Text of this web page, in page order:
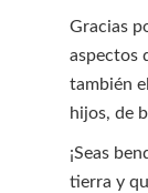
Gracias
aspectos
también
hijos, de
¡Seas
tierra y